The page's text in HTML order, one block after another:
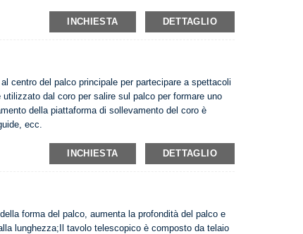
INCHIESTA DETTAGLIO
centro del palco principale per partecipare a spettacoli
dal coro per salire sul palco per formare uno
della piattaforma di sollevamento del coro è
ecc.
INCHIESTA DETTAGLIO
forma del palco, aumenta la profondità del palco e
lunghezza;Il tavolo telescopico è composto da telaio